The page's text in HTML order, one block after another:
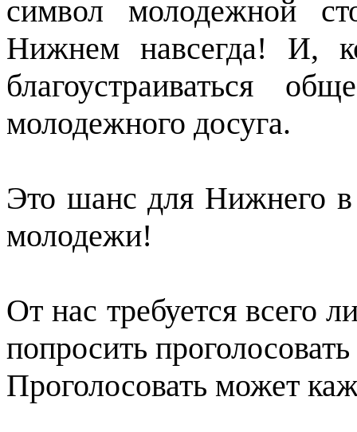
символ молодежной
Нижнем навсегда! И,
благоустраиваться
молодежного досуга.
Это шанс для Нижнего в
молодежи!
От нас требуется всего
попросить
Проголосовать может